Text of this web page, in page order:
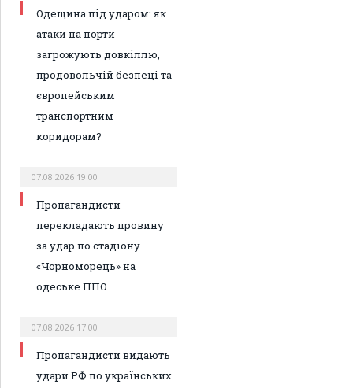
Одещина під ударом: як
атаки на порти
загрожують довкіллю,
продовольчій безпеці та
європейським
транспортним
коридорам?
07.08.2026 19:00
Пропагандисти
перекладають провину
за удар по стадіону
«Чорноморець» на
одеське ППО
07.08.2026 17:00
Пропагандисти видають
удари РФ по українських